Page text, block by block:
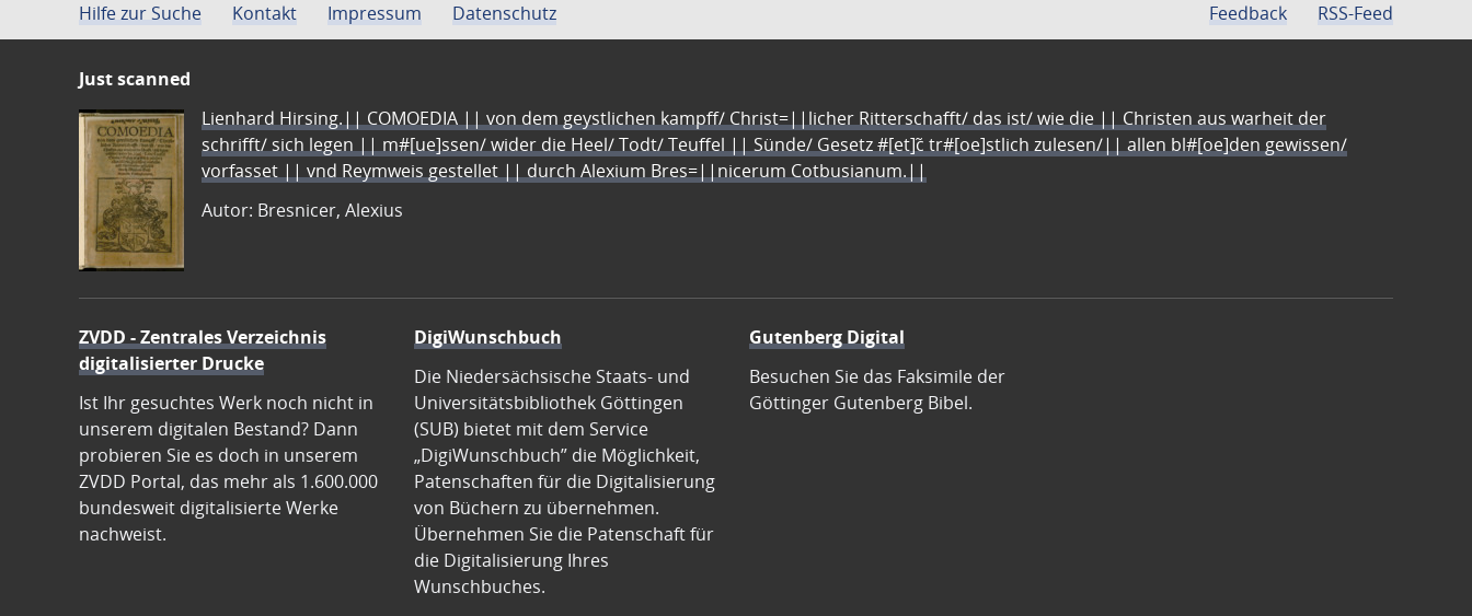
Hilfe zur Suche Kontakt Impressum Datenschutz Feedback RSS-Feed
Just scanned
Lienhard Hirsing.|| COMOEDIA || von dem geystlichen kampff/ Christ=||licher Ritterschafft/ das ist/ wie die || Christen aus warheit der
schrifft/ sich legen || m#[ue]ssen/ wider die Heel/ Todt/ Teuffel || Sünde/ Gesetz #[et]c̃ tr#[oe]stlich zulesen/|| allen bl#[oe]den gewissen/
vorfasset || vnd Reymweis gestellet || durch Alexium Bres=||nicerum Cotbusianum.||
Autor: Bresnicer, Alexius
ZVDD - Zentrales Verzeichnis
digitalisierter Drucke
Ist Ihr gesuchtes Werk noch nicht in
unserem digitalen Bestand? Dann
probieren Sie es doch in unserem
ZVDD Portal, das mehr als 1.600.000
bundesweit digitalisierte Werke
nachweist.
DigiWunschbuch
Die Niedersächsische Staats- und
Universitätsbibliothek Göttingen
(SUB) bietet mit dem Service
„DigiWunschbuch” die Möglichkeit,
Patenschaften für die Digitalisierung
von Büchern zu übernehmen.
Übernehmen Sie die Patenschaft für
die Digitalisierung Ihres
Wunschbuches.
Gutenberg Digital
Besuchen Sie das Faksimile der
Göttinger Gutenberg Bibel.